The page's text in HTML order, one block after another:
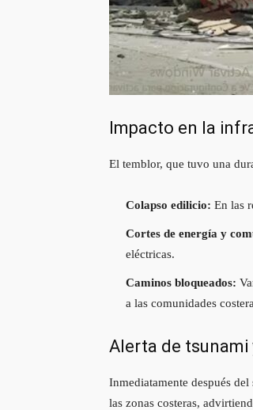
Impacto en la
El temblor, que tuvo una
Colapso edilicio: En las
Cortes de energía y
eléctricas.
Caminos bloqueados:
a las comunidades
Alerta de tsunami
Inmediatamente después
las zonas costeras,